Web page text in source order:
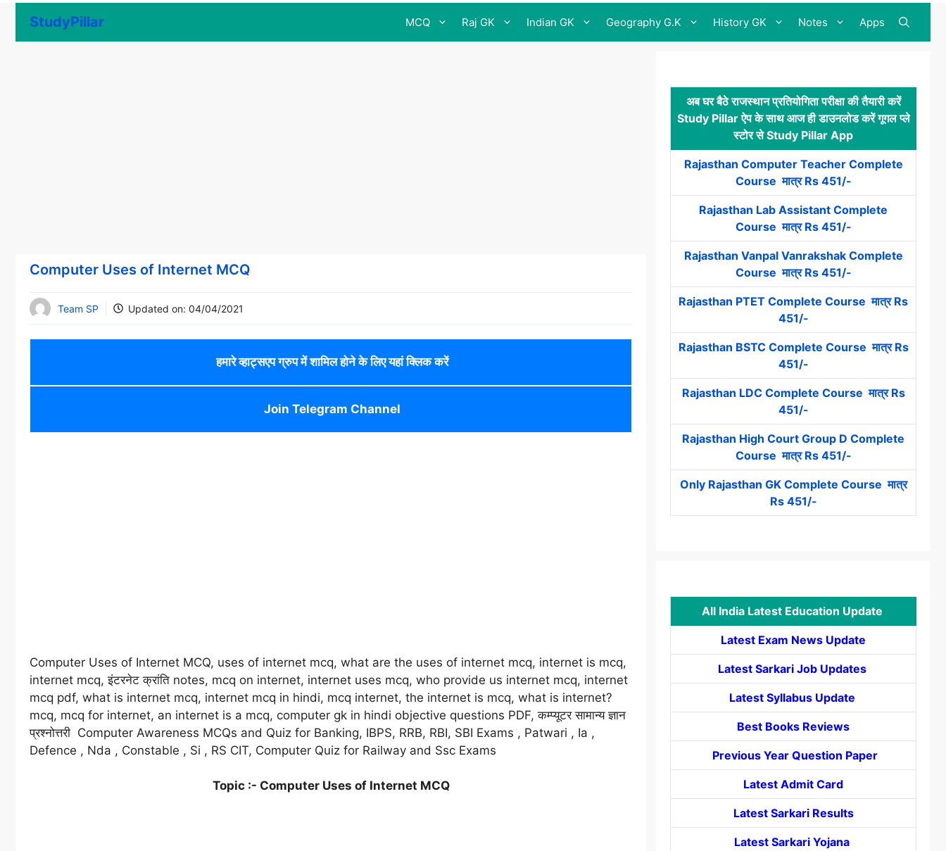
content
StudyPillar MCQ Raj GK Indian GK Geography G.K History GK Notes Apps
Computer Uses of Internet MCQ
Team SP Updated on: 04/04/2021
हमारे व्हाट्सएप ग्रुप में शामिल होने के लिए यहां क्लिक करें
Join Telegram Channel
Computer Uses of Internet MCQ, uses of internet mcq, what are the uses of internet mcq, internet is mcq,
internet mcq, इंटरनेट क्रांति notes, mcq on internet, internet uses mcq, who provide us internet mcq, internet
mcq pdf, what is internet mcq, internet mcq in hindi, mcq internet, the internet is mcq, what is internet?
mcq, mcq for internet, an internet is a mcq, computer gk in hindi objective questions PDF, कम्प्यूटर सामान्य ज्ञान
प्रश्नोत्तरी Computer Awareness MCQs and Quiz for Banking, IBPS, RRB, RBI, SBI Exams , Patwari , Ia ,
Defence , Nda , Constable , Si , RS CIT, Computer Quiz for Railway and Ssc Exams
Topic :- Computer Uses of Internet MCQ
अब घर बैठे राजस्थान प्रतियोगिता परीक्षा की तैयारी करें
Study Pillar ऐप के साथ आज ही डाउनलोड करें गूगल प्ले
स्टोर से Study Pillar App
Rajasthan Computer Teacher Complete
Course मात्र Rs 451/-
Rajasthan Lab Assistant Complete
Course मात्र Rs 451/-
Rajasthan Vanpal Vanrakshak Complete
Course मात्र Rs 451/-
Rajasthan PTET Complete Course मात्र Rs
451/-
Rajasthan BSTC Complete Course मात्र Rs
451/-
Rajasthan LDC Complete Course मात्र Rs
451/-
Rajasthan High Court Group D Complete
Course मात्र Rs 451/-
Only Rajasthan GK Complete Course मात्र
Rs 451/-
All India Latest Education Update
Latest Exam News Update
Latest Sarkari Job Updates
Latest Syllabus Update
Best Books Reviews
Previous Year Question Paper
Latest Admit Card
Latest Sarkari Results
Latest Sarkari Yojana